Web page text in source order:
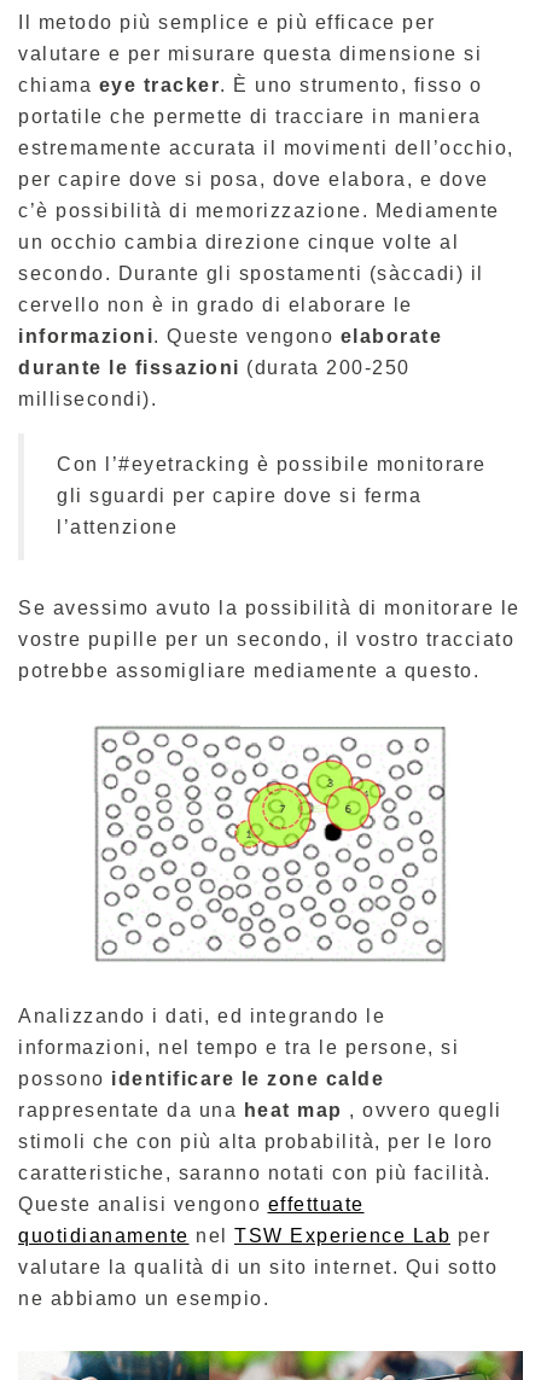
Il metodo più semplice e più efficace per
valutare e per misurare questa dimensione si
chiama eye tracker. È uno strumento, fisso o
portatile che permette di tracciare in maniera
estremamente accurata il movimenti dell’occhio,
per capire dove si posa, dove elabora, e dove
c’è possibilità di memorizzazione. Mediamente
un occhio cambia direzione cinque volte al
secondo. Durante gli spostamenti (sàccadi) il
cervello non è in grado di elaborare le
informazioni. Queste vengono elaborate
durante le fissazioni (durata 200-250
millisecondi).
Con l’#eyetracking è possibile monitorare
gli sguardi per capire dove si ferma
l’attenzione
Se avessimo avuto la possibilità di monitorare le
vostre pupille per un secondo, il vostro tracciato
potrebbe assomigliare mediamente a questo.
Analizzando i dati, ed integrando le
informazioni, nel tempo e tra le persone, si
possono identificare le zone calde
rappresentate da una
heat map , ovvero quegli
stimoli che con più alta probabilità, per le loro
caratteristiche, saranno notati con più facilità.
Queste analisi vengono effettuate
quotidianamente nel TSW Experience Lab per
valutare la qualità di un sito internet. Qui sotto
ne abbiamo un esempio.